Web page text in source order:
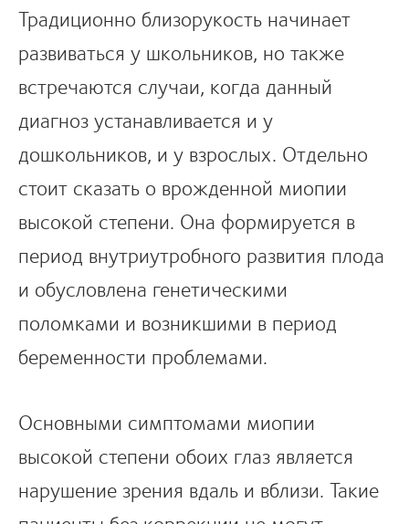
Традиционно близорукость начинает
развиваться у школьников, но также
встречаются случаи, когда данный
диагноз устанавливается и у
дошкольников, и у взрослых. Отдельно
стоит сказать о врожденной миопии
высокой степени. Она формируется в
период внутриутробного развития плода
и обусловлена генетическими
поломками и возникшими в период
беременности проблемами.
Основными симптомами миопии
высокой степени обоих глаз является
нарушение зрения вдаль и вблизи. Такие